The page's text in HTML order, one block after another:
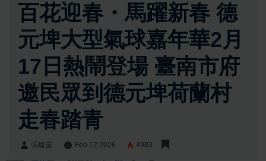
百花迎春・馬躍新春 德
元埤大型氣球嘉年華2月
17日熱鬧登場 臺南市府
邀民眾到德元埤荷蘭村
走春踏青
張噬霆 Feb 12 2026 4983